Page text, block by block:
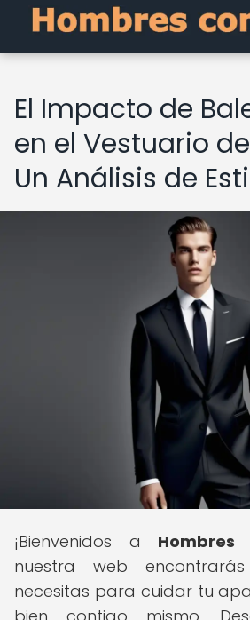
El Impacto de
en el Vestuario
Un Análisis de
¡Bienvenidos a
nuestra web
necesitas para cuidar tu